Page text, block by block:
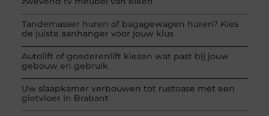
Tandemasser huren of bagagewagen huren? Kies
de juiste aanhanger voor jouw klus
Autolift of goederenlift kiezen wat past bij jouw
gebouw en gebruik
Uw slaapkamer verbouwen tot rustoase met een
gietvloer in Brabant